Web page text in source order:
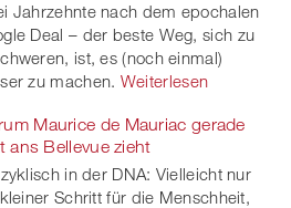
Jahrzehnte nach dem epochalen
Deal – der beste Weg, sich zu
ist, es (noch einmal)
zu machen. Weiterlesen
Maurice de Mauriac gerade
ans Bellevue zieht
in der DNA: Vielleicht nur
Schritt für die Menschheit,